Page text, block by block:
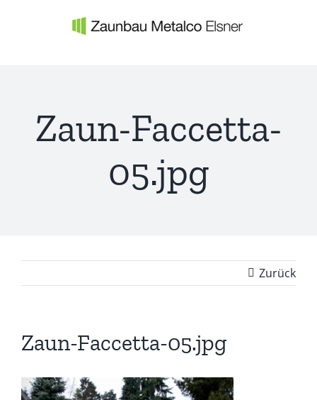
Zaun-Faccetta-
05.jpg
Zurück
Zaun-Faccetta-05.jpg